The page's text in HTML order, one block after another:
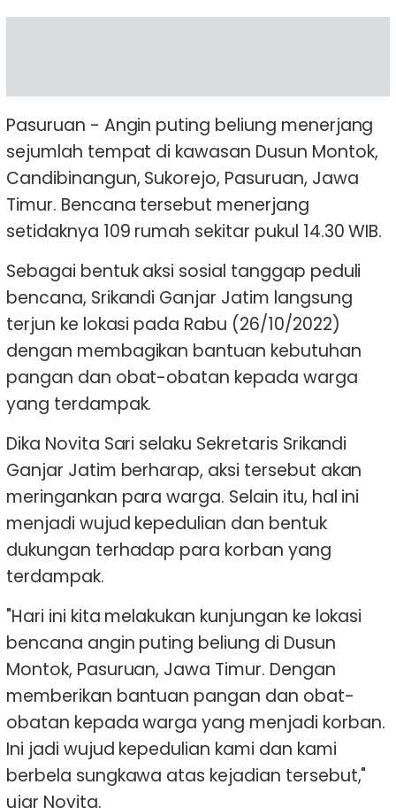
Pasuruan - Angin puting beliung menerjang
sejumlah tempat di kawasan Dusun Montok,
Candibinangun, Sukorejo, Pasuruan, Jawa
Timur. Bencana tersebut menerjang
setidaknya 109 rumah sekitar pukul 14.30 WIB.
Sebagai bentuk aksi sosial tanggap peduli
bencana, Srikandi Ganjar Jatim langsung
terjun ke lokasi pada Rabu (26/10/2022)
dengan membagikan bantuan kebutuhan
pangan dan obat-obatan kepada warga
yang terdampak.
Dika Novita Sari selaku Sekretaris Srikandi
Ganjar Jatim berharap, aksi tersebut akan
meringankan para warga. Selain itu, hal ini
menjadi wujud kepedulian dan bentuk
dukungan terhadap para korban yang
terdampak.
"Hari ini kita melakukan kunjungan ke lokasi
bencana angin puting beliung di Dusun
Montok, Pasuruan, Jawa Timur. Dengan
memberikan bantuan pangan dan obat-
obatan kepada warga yang menjadi korban.
Ini jadi wujud kepedulian kami dan kami
berbela sungkawa atas kejadian tersebut,"
ujar Novita.